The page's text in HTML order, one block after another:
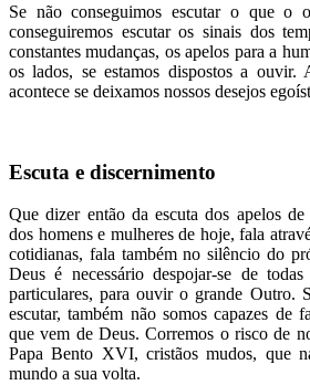
Se não conseguimos escutar o que o
conseguiremos escutar os sinais dos
constantes mudanças, os apelos para a
os lados, se estamos dispostos a ouvir.
acontece se deixamos nossos desejos
Escuta e discernimento
Que dizer então da escuta dos apelos
dos homens e mulheres de hoje, fala
cotidianas, fala também no silêncio do
Deus é necessário despojar-se de
particulares, para ouvir o grande Outro.
escutar, também não somos capazes de
que vem de Deus. Corremos o risco de
Papa Bento XVI, cristãos mudos, que
mundo a sua volta.